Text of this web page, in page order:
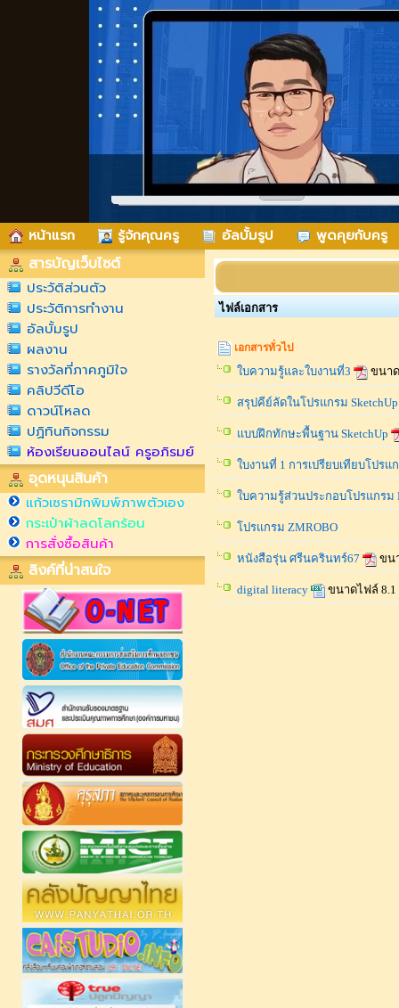
หน้าแรก รู้จ้กคุณครู อัลบั้มรูป พูดคุยกับครู
สารบัญเว็บไซต์
ประวัติส่วนตัว
ประวัติการทำงาน
อัลบั้มรูป
ผลงาน
รางวัลที่ภาคภูมิใจ
คลิปวีดีโอ
ดาวน์โหลด
ปฏิทินกิจกรรม
ห้องเรียนออนไลน์ ครูอภิรมย์
อุดหนุนสินค้า
แก้วเซรามิกพิมพ์ภาพตัวเอง
กระเป๋าผ้าลดโลกร้อน
การสั่งซื้อสินค้า
ลิงค์ที่น่าสนใจ
ไฟล์เอกสาร
เอกสารทั่วไป
ใบความรู้และใบงานที่3 ขนา
สรุปคีย์ลัดในโปรแกรม SketchUp
แบบฝึกทักษะพื้นฐาน SketchUp
ใบงานที่ 1 การเปรียบเทียบโปรแ
ใบความรู้ส่วนประกอบโปรแกรม
โปรแกรม ZMROBO
หนังสือรุ่น ศรีนครินทร์67 ขน
digital literacy ขนาดไฟล์ 8.1